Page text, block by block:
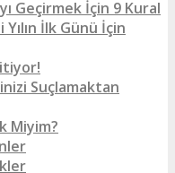
Geçirmek İçin 9 Kural
Yılın İlk Günü İçin
Suçlamaktan
Miyim?